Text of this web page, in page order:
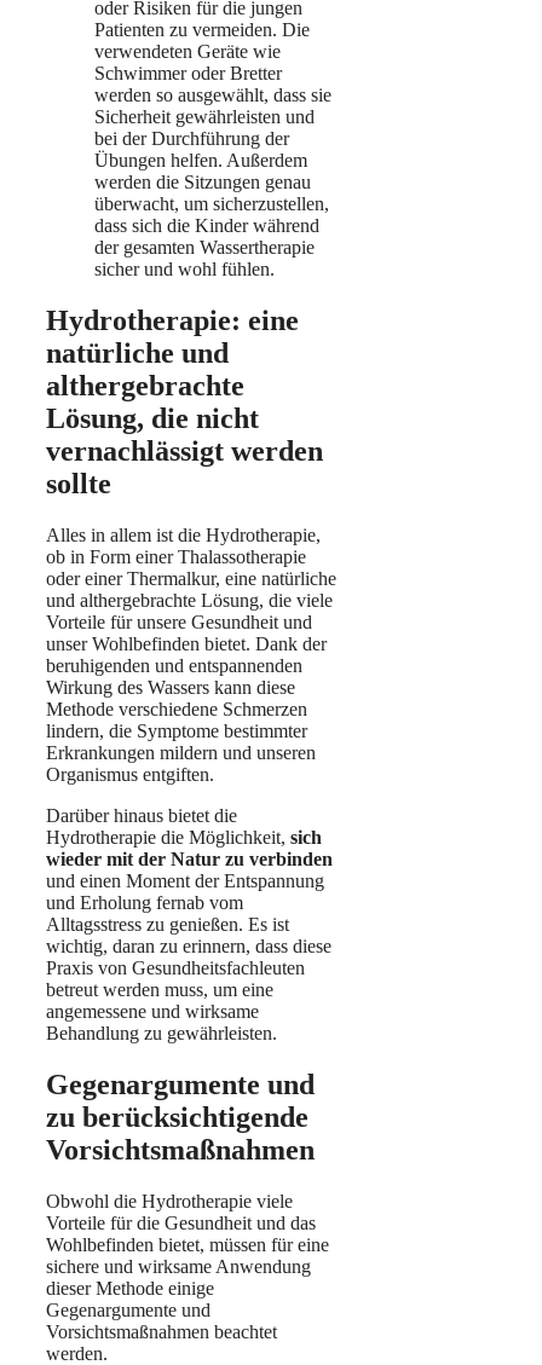
oder Risiken für die jungen
Patienten zu vermeiden. Die
verwendeten Geräte wie
Schwimmer oder Bretter
werden so ausgewählt, dass sie
Sicherheit gewährleisten und
bei der Durchführung der
Übungen helfen. Außerdem
werden die Sitzungen genau
überwacht, um sicherzustellen,
dass sich die Kinder während
der gesamten Wassertherapie
sicher und wohl fühlen.
Hydrotherapie: eine
natürliche und
althergebrachte
Lösung, die nicht
vernachlässigt werden
sollte
Alles in allem ist die Hydrotherapie,
ob in Form einer Thalassotherapie
oder einer Thermalkur, eine natürliche
und althergebrachte Lösung, die viele
Vorteile für unsere Gesundheit und
unser Wohlbefinden bietet. Dank der
beruhigenden und entspannenden
Wirkung des Wassers kann diese
Methode verschiedene Schmerzen
lindern, die Symptome bestimmter
Erkrankungen mildern und unseren
Organismus entgiften.
Darüber hinaus bietet die
Hydrotherapie die Möglichkeit, sich
wieder mit der Natur zu verbinden
und einen Moment der Entspannung
und Erholung fernab vom
Alltagsstress zu genießen. Es ist
wichtig, daran zu erinnern, dass diese
Praxis von Gesundheitsfachleuten
betreut werden muss, um eine
angemessene und wirksame
Behandlung zu gewährleisten.
Gegenargumente und
zu berücksichtigende
Vorsichtsmaßnahmen
Obwohl die Hydrotherapie viele
Vorteile für die Gesundheit und das
Wohlbefinden bietet, müssen für eine
sichere und wirksame Anwendung
dieser Methode einige
Gegenargumente und
Vorsichtsmaßnahmen beachtet
werden.